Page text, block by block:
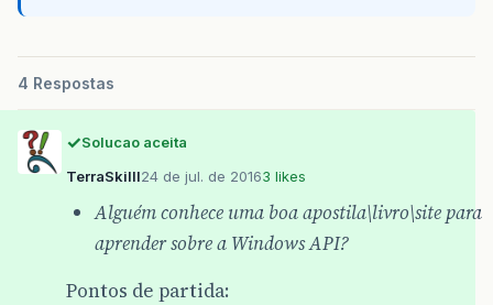
4 Respostas
Solucao aceita
TerraSkilll24 de jul. de 20163 likes
Alguém conhece uma boa apostila\livro\site para
aprender sobre a Windows API?
Pontos de partida: